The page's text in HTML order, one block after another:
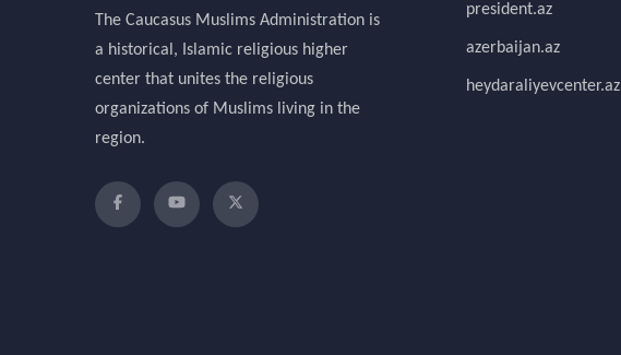
The Caucasus Muslims Administration is
a historical, Islamic religious higher
center that unites the religious
organizations of Muslims living in the
region.
president.az
azerbaijan.az
heydaraliyevcenter.az